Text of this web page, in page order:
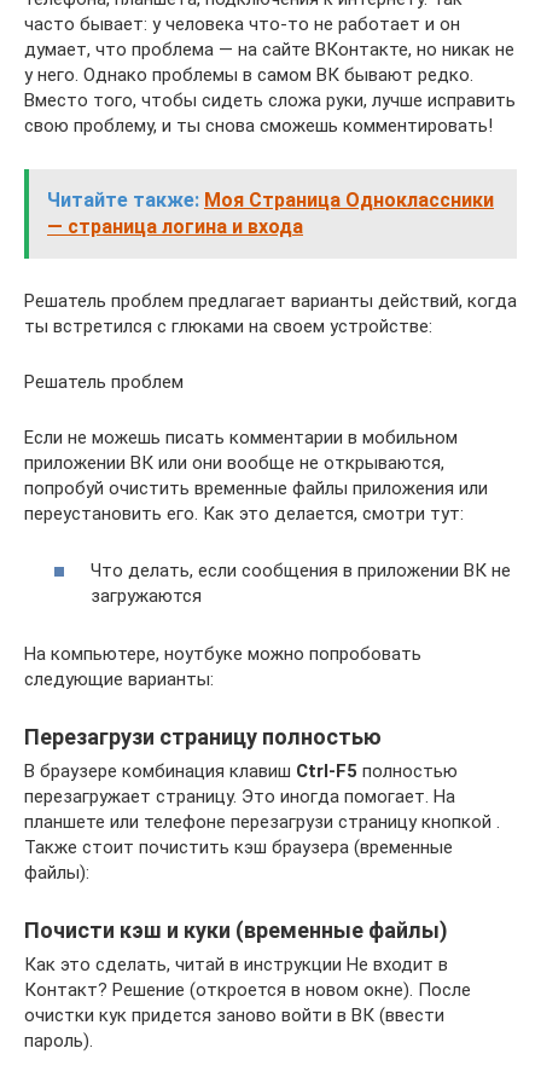
часто бывает: у человека что-то не работает и он
думает, что проблема — на сайте ВКонтакте, но никак не
у него. Однако проблемы в самом ВК бывают редко.
Вместо того, чтобы сидеть сложа руки, лучше исправить
свою проблему, и ты снова сможешь комментировать!
Читайте также: Моя Страница Одноклассники
— страница логина и входа
Решатель проблем предлагает варианты действий, когда
ты встретился с глюками на своем устройстве:
Решатель проблем
Если не можешь писать комментарии в мобильном
приложении ВК или они вообще не открываются,
попробуй очистить временные файлы приложения или
переустановить его. Как это делается, смотри тут:
Что делать, если сообщения в приложении ВК не
загружаются
На компьютере, ноутбуке можно попробовать
следующие варианты:
Перезагрузи страницу полностью
В браузере комбинация клавиш Ctrl-F5 полностью
перезагружает страницу. Это иногда помогает. На
планшете или телефоне перезагрузи страницу кнопкой .
Также стоит почистить кэш браузера (временные
файлы):
Почисти кэш и куки (временные файлы)
Как это сделать, читай в инструкции Не входит в
Контакт? Решение (откроется в новом окне). После
очистки кук придется заново войти в ВК (ввести
пароль).